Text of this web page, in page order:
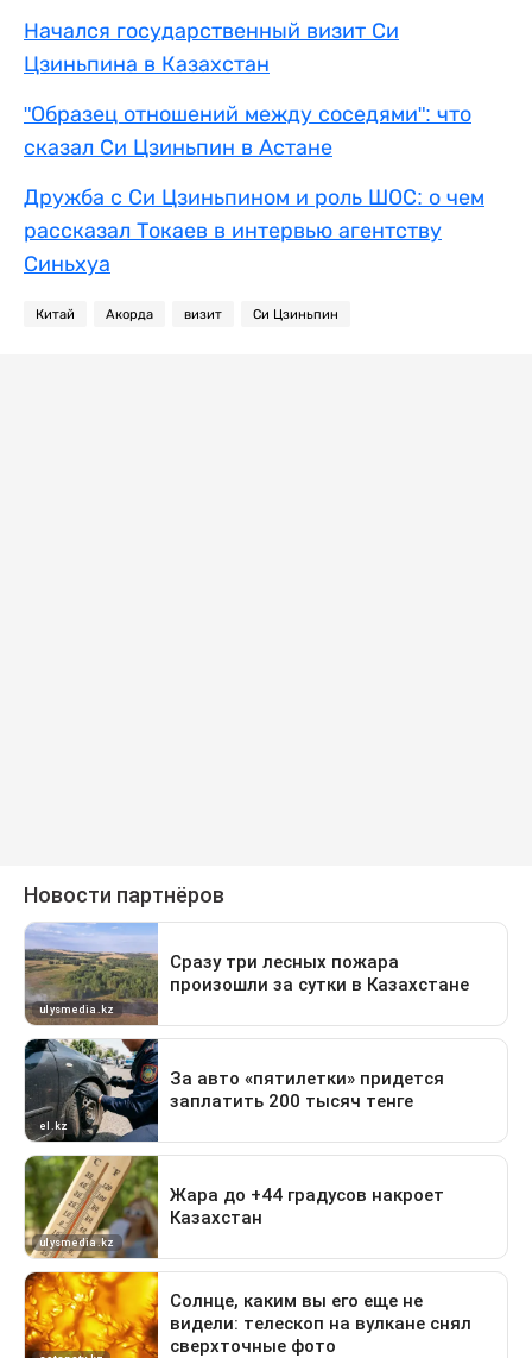
Начался государственный визит Си
Цзиньпина в Казахстан
"Образец отношений между соседями": что
сказал Си Цзиньпин в Астане
Дружба с Си Цзиньпином и роль ШОС: о чем
рассказал Токаев в интервью агентству
Синьхуа
Китай Акорда визит Си Цзиньпин